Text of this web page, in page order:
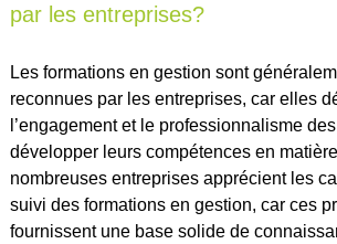
par les entreprises?
Les formations en gestion sont
reconnues par les entreprises, car elles
l’engagement et le professionnalisme
développer leurs compétences en
nombreuses entreprises apprécient les
suivi des formations en gestion, car ces
fournissent une base solide de